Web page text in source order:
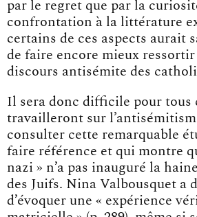
par le regret que par la
confrontation à la littérature
certains de ces aspects aurait
de faire encore mieux
discours antisémite des
Il sera donc difficile pour tous
travailleront sur
consulter cette remarquable
faire référence et qui montre
nazi » n’a pas inauguré la
des Juifs. Nina Valbousquet a
d’évoquer une « expérience